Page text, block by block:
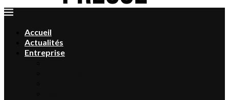
Accueil
Actualités
Entreprise